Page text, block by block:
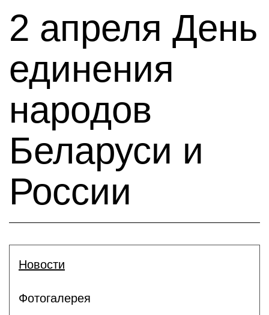
2 апреля День
единения
народов
Беларуси и
России
Новости
Фотогалерея